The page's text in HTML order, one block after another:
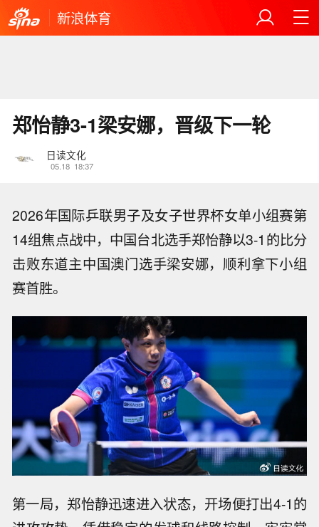
新浪体育
郑怡静3-1梁安娜，晋级下一轮
日读文化
05.18 18:37
2026年国际乒联男子及女子世界杯女单小组赛第
14组焦点战中，中国台北选手郑怡静以3-1的比分
击败东道主中国澳门选手梁安娜，顺利拿下小组
赛首胜。
第一局，郑怡静迅速进入状态，开场便打出4-1的